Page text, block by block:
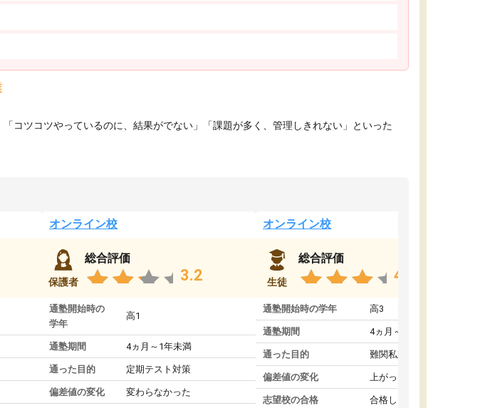
コツコツやっているのに、結果がでない」「課題が多く、管理しきれない」といった
オンライン校
保護者
総合評価
3.2
通塾開始時の
学年
高1
通塾期間 4ヵ月～1年未満
通った目的 定期テスト対策
偏差値の変化 変わらなかった
オンライン校
生徒
総合評価
4.4
通塾開始時の学年 高3
通塾期間 4ヵ月～1年未満
通った目的 難関私立受験対策
偏差値の変化 上がった
志望校の合格 合格した